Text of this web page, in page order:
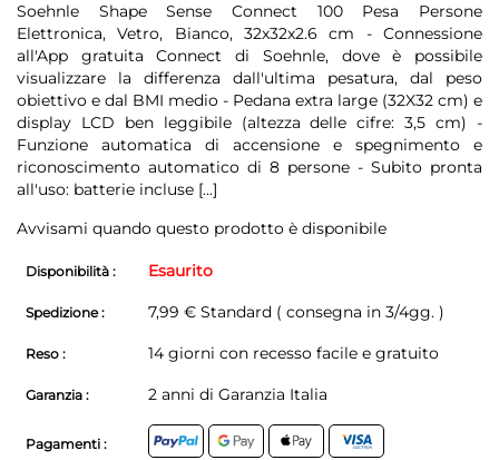
Soehnle Shape Sense Connect 100 Pesa Persone
Elettronica, Vetro, Bianco, 32x32x2.6 cm - Connessione
all'App gratuita Connect di Soehnle, dove è possibile
visualizzare la differenza dall'ultima pesatura, dal peso
obiettivo e dal BMI medio - Pedana extra large (32X32 cm) e
display LCD ben leggibile (altezza delle cifre: 3,5 cm) -
Funzione automatica di accensione e spegnimento e
riconoscimento automatico di 8 persone - Subito pronta
all'uso: batterie incluse [...]
Avvisami quando questo prodotto è disponibile
Disponibilità : Esaurito
Spedizione : 7,99 € Standard ( consegna in 3/4gg. )
Reso : 14 giorni con recesso facile e gratuito
Garanzia : 2 anni di Garanzia Italia
Pagamenti :